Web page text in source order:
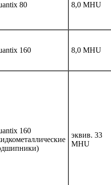
80 8,0 MHU
160 8,0 MHU
160
эквив. 33
MHU